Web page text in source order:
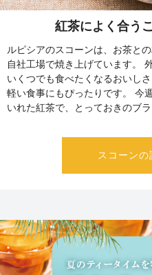
紅茶によく合う
ルピシアのスコーンは、お茶と
自社工場で焼き上げています。
いくつでも食べたくなるおいし
軽い食事にもぴったりです。 今
いれた紅茶で、とっておきのブ
スコーンの